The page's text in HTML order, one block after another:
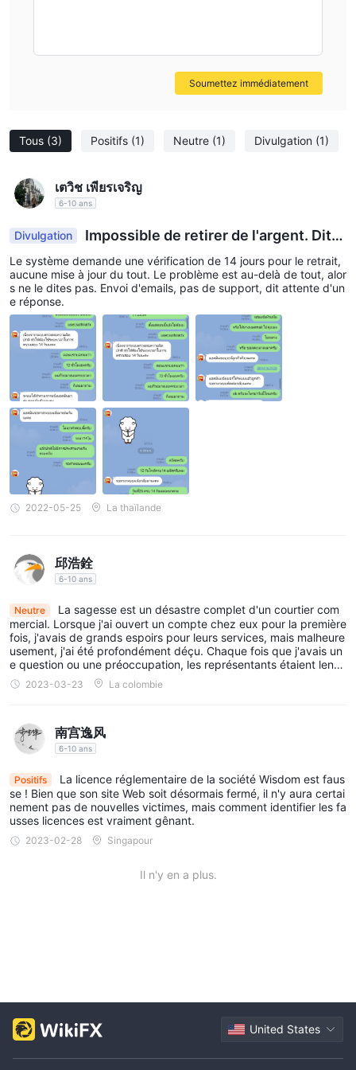
comprendre avec des informations exploitables. Trois types de
outils de trading et actions et CFD
offrir une plate-forme où les clients étudient les concepts de
avancées et l'ensemble d'outils de trading de Btrade, et
découvrent le monde du trading CFD.
Plateforme d'échanges
Wisdomforex offre à ses clients l'accès aux principaux
Plateforme de trading MT4, avec son programme
accessible disponible en téléchargement sur ordinateur, mobile,
mac et web. Certaines caractéristiques et fonctionnalités de la
plateforme de trading MT4 incluent : hautement personnalisée,
prise en charge par EA (Expert Advisor), 28 indicateurs
techniques, ainsi que des milliers d'autres outils en ligne à
connecter à MT4.
Voir le tableau de comparaison des plateformes de trading ci-
dessous :
processus de dépôt et de retrait de forex ne sont pas
d'accueil suggèrent qu'ils prennent en chargePaiements
MasterCard et Visa. cela implique que les investisseurs
peuvent avoir la possibilité de déposer des fonds sur leurs
comptes de trading en utilisant ces fournisseurs de cartes de
crédit. cependant, il est important de noter que la disponibilité
peuvent varier. pour obtenir des informations précises et
détaillées sur Wisdom procédures de dépôt et de retrait du
client ou de consulter leur documentation officielle et leurs
conditions générales. comprendre les options de dépôt et de
retrait, les exigences et tous les coûts associés est essentiel
pour que les investisseurs puissent prendre des décisions
éclairées concernant leurs fonds et leurs transactions
Prise en charge du chat en ligne, messagerie en ligne
Numéro d'entreprise : +359876112340
E-mail:
Tous (3) Positifs (1) Neutre (1) Divulgation (1)
เตวิช เพียรเจริญ
6-10 ans
Divulgation
Impossible de retirer de l'argent. Dite
s-moi d'attendre 14 jours.
Le système demande une vérification de 14 jours pour le retrait,
aucune mise à jour du tout. Le problème est au-delà de tout, alor
s ne le dites pas. Envoi d'emails, pas de support, dit attente d'un
e réponse.
2022-05-25 La thaïlande
邱浩銓
6-10 ans
Neutre
La sagesse est un désastre complet d'un courtier com
mercial. Lorsque j'ai ouvert un compte chez eux pour la première
fois, j'avais de grands espoirs pour leurs services, mais malheure
usement, j'ai été profondément déçu. Chaque fois que j'avais un
e question ou une préoccupation, les représentants étaient lents
à répondre et semblaient souvent indifférents à m'aider. Il était cl
air qu'ils n'appréciaient pas leurs clients ni ne priorisaient leurs b
rendait difficile de n
2023-03-23 La colombie
南宫逸风
6-10 ans
Positifs
La licence réglementaire de la société Wisdom est faus
se ! Bien que son site Web soit désormais fermé, il n'y aura certai
nement pas de nouvelles victimes, mais comment identifier les fa
usses licences est vraiment gênant.
2023-02-28 Singapour
Il n'y en a plus.
Soumettez immédiatement
United States